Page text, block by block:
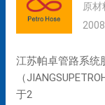
原
江苏帕卓管路系统
（
于2